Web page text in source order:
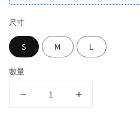
尺寸
S M L
數量